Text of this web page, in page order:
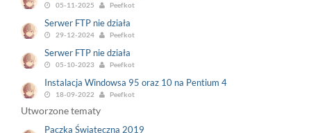
05-11-2025 Peefkot
Serwer FTP nie działa
29-12-2024 Peefkot
Serwer FTP nie działa
05-10-2023 Peefkot
Instalacja Windowsa 95 oraz 10 na Pentium 4
18-09-2022 Peefkot
Utworzone tematy
Paczka Świąteczna 2019